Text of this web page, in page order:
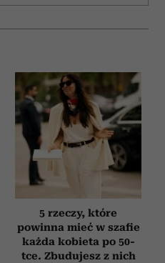
5 rzeczy, które
powinna mieć w szafie
każda kobieta po 50-
tce. Zbudujesz z nich